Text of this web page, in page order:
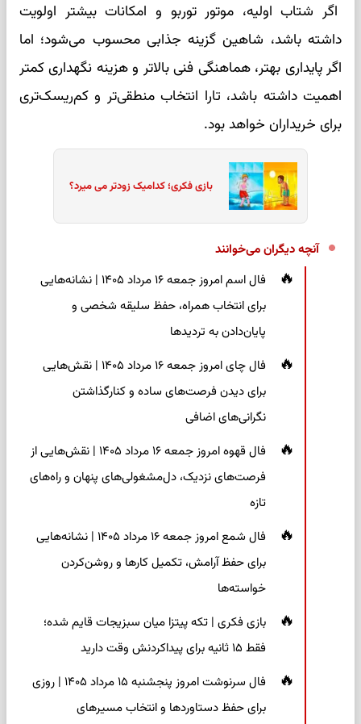
اگر شتاب اولیه، موتور توربو و امکانات بیشتر اولویت
داشته باشد، شاهین گزینه جذابی محسوب می‌شود؛ اما
اگر پایداری بهتر، هماهنگی فنی بالاتر و هزینه نگهداری کمتر
اهمیت داشته باشد، تارا انتخاب منطقی‌تر و کم‌ریسک‌تری
برای خریداران خواهد بود.
بازی فکری؛ کدامیک زودتر می میرد؟
آنچه دیگران می‌خوانند
فال اسم امروز جمعه ۱۶ مرداد ۱۴۰۵ | نشانه‌هایی
برای انتخاب همراه، حفظ سلیقه شخصی و
پایان‌دادن به تردیدها
فال چای امروز جمعه ۱۶ مرداد ۱۴۰۵ | نقش‌هایی
برای دیدن فرصت‌های ساده و کنارگذاشتن
نگرانی‌های اضافی
فال قهوه امروز جمعه ۱۶ مرداد ۱۴۰۵ | نقش‌هایی از
فرصت‌های نزدیک، دل‌مشغولی‌های پنهان و راه‌های
تازه
فال شمع امروز جمعه ۱۶ مرداد ۱۴۰۵ | نشانه‌هایی
برای حفظ آرامش، تکمیل کارها و روشن‌کردن
خواسته‌ها
بازی فکری | تکه پیتزا میان سبزیجات قایم شده؛
فقط ۱۵ ثانیه برای پیداکردنش وقت دارید
فال سرنوشت امروز پنجشنبه ۱۵ مرداد ۱۴۰۵ | روزی
برای حفظ دستاوردها و انتخاب مسیرهای